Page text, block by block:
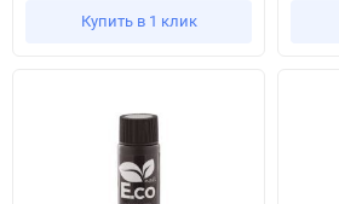
Купить в 1 клик